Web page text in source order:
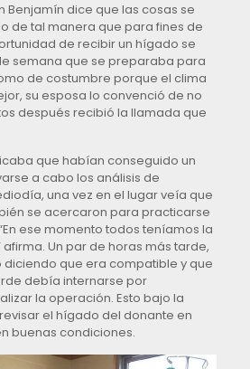
Benjamín dice que las cosas se
de tal manera que para fines de
de recibir un hígado se
semana que se preparaba para
de costumbre porque el clima
su esposa lo convenció de no
después recibió la llamada que
que habían conseguido un
a cabo los análisis de
una vez en el lugar veía que
se acercaron para practicarse
ese momento todos teníamos la
Un par de horas más tarde,
que era compatible y que
debía internarse por
la operación. Esto bajo la
el hígado del donante en
buenas condiciones.